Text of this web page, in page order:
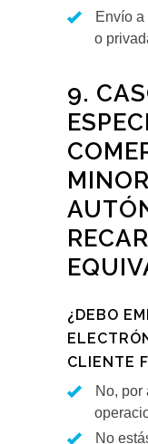
Envío
o
9.
¿DEBO
CLIENTE
No, por
No